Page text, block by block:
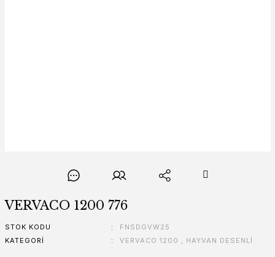
VERVACO 1200 776
STOK KODU
FNSDGVW25
KATEGORI
VERVACO 1200 , HAYVAN DESENLİ